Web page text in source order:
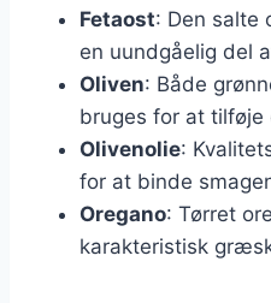
Fetaost: Den salte
en uundgåelig del
Oliven: Både
bruges for at tilføje
Olivenolie:
for at binde
Oregano: Tørret
karakteristisk